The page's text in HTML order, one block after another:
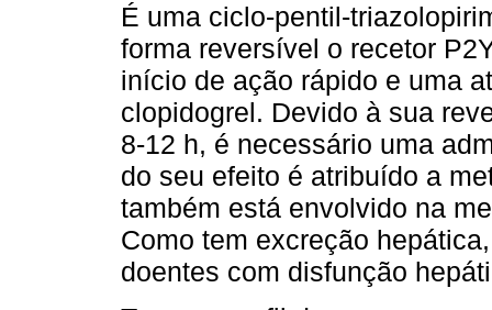
É uma ciclo-pentil-
forma reversível o recetor
início de ação rápido e uma
clopidogrel. Devido à sua
8-12 h, é necessário uma
do seu efeito é atribuído a
também está envolvido na
Como tem excreção
doentes com disfunção